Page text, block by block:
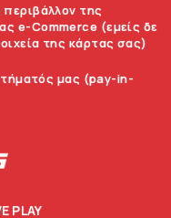
της
e-Commerce (εμείς δε
της κάρτας σας)
μας (pay-in-
PLAY